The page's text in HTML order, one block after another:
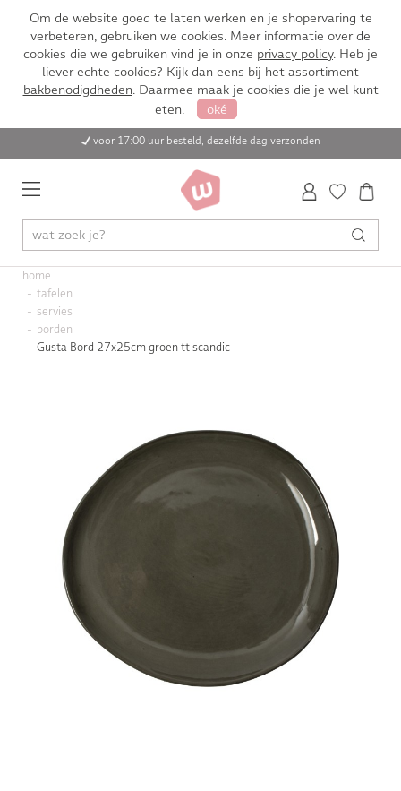
Om de website goed te laten werken en je shopervaring te
verbeteren, gebruiken we cookies. Meer informatie over de
cookies die we gebruiken vind je in onze privacy policy. Heb je
liever echte cookies? Kijk dan eens bij het assortiment
bakbenodigdheden. Daarmee maak je cookies die je wel kunt
eten.
oké
voor 17:00 uur besteld, dezelfde dag verzonden
home
tafelen
servies
borden
Gusta Bord 27x25cm groen tt scandic